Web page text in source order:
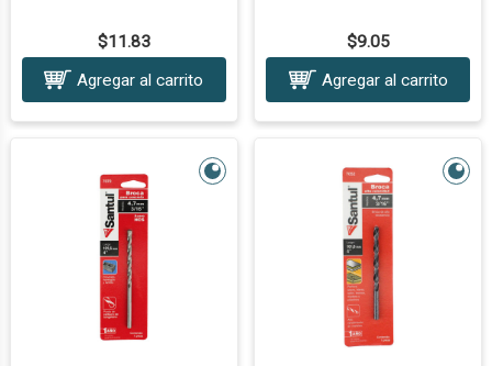
$11.83
Agregar al carrito
$9.05
Agregar al carrito